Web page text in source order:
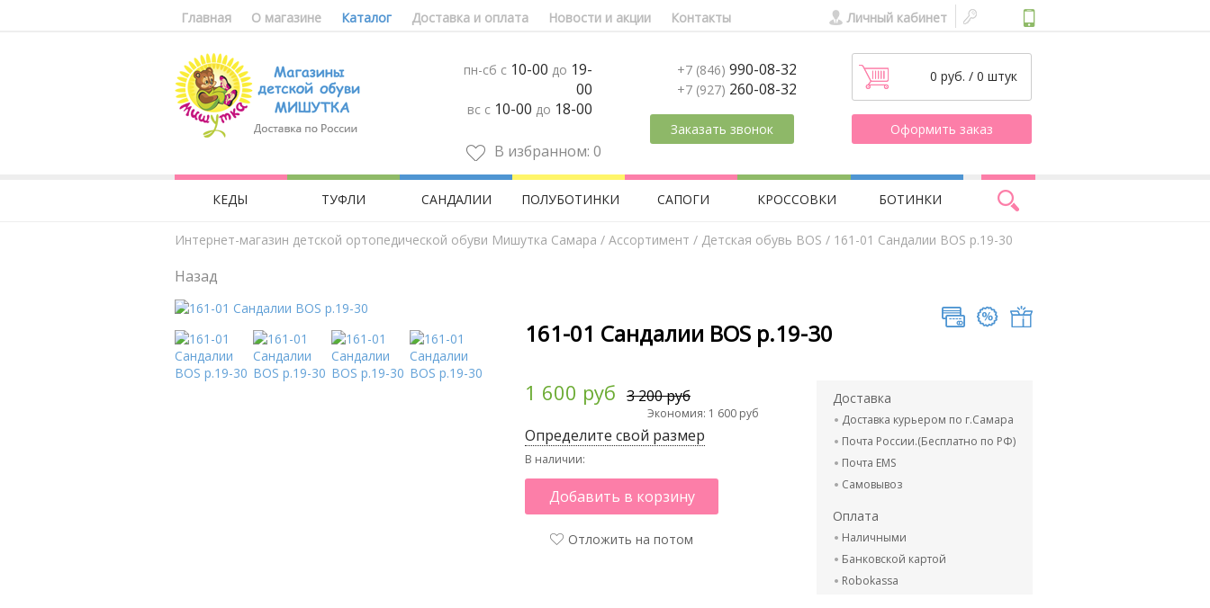
Главная О магазине Каталог Доставка и оплата Новости и акции Контакты Личный кабинет
пн-сб с 10-00 до 19-
00
вс с 10-00 до 18-00
В избранном: 0
+7 (846) 990-08-32
+7 (927) 260-08-32
Заказать звонок
0 руб. / 0 штук
Оформить заказ
КЕДЫ ТУФЛИ САНДАЛИИ ПОЛУБОТИНКИ САПОГИ КРОССОВКИ БОТИНКИ
Интернет-магазин детской ортопедической обуви Мишутка Самара / Aссортимент / Детская обувь BOS / 161-01 Сандалии BOS р.19-30
Назад
161-01 Сандалии BOS р.19-30
1 600 руб 3 200 руб
Экономия: 1 600 руб
Определите свой размер
В наличии:
Добавить в корзину
Отложить на потом
Доставка
Доставка курьером по г.Самара
Почта России.(Бесплатно по РФ)
Почта EMS
Самовывоз
Оплата
Наличными
Банковской картой
Robokassa